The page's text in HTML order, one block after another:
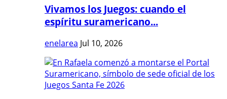
Vivamos los Juegos: cuando el
espíritu suramericano...
enelarea Jul 10, 2026